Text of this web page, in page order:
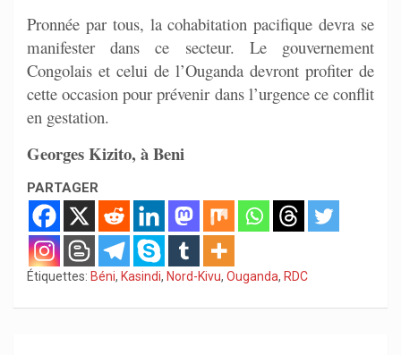
Pronnée par tous, la cohabitation pacifique devra se
manifester dans ce secteur. Le gouvernement
Congolais et celui de l’Ouganda devront profiter de
cette occasion pour prévenir dans l’urgence ce conflit
en gestation.
Georges Kizito, à Beni
PARTAGER
Étiquettes: Béni, Kasindi, Nord-Kivu, Ouganda, RDC